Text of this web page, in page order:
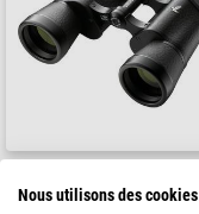
Nous utilisons des cookies